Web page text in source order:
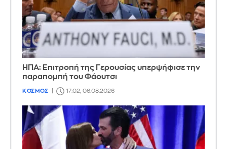
ΗΠΑ: Επιτροπή της Γερουσίας υπερψήφισε την
παραπομπή του Φάουτσι
ΚΟΣΜΟΣ 17:02, 06.08.2026